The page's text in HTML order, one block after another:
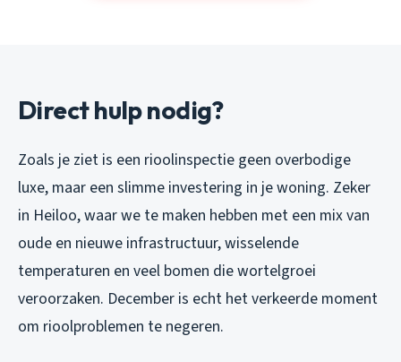
Direct hulp nodig?
Zoals je ziet is een rioolinspectie geen overbodige
luxe, maar een slimme investering in je woning. Zeker
in Heiloo, waar we te maken hebben met een mix van
oude en nieuwe infrastructuur, wisselende
temperaturen en veel bomen die wortelgroei
veroorzaken. December is echt het verkeerde moment
om rioolproblemen te negeren.